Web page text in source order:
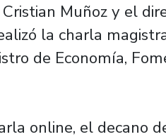
Cristian Muñoz y el
la charla
de Economía,
online, el decano